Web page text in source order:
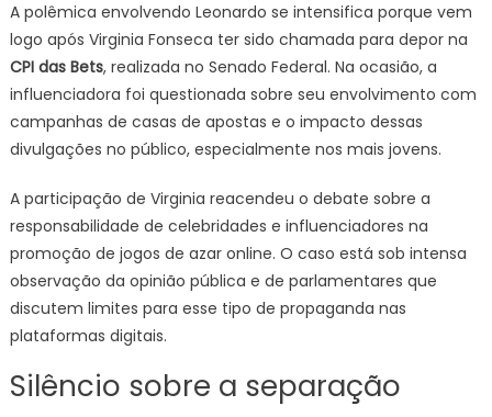
A polêmica envolvendo Leonardo se intensifica porque vem
logo após Virginia Fonseca ter sido chamada para depor na
CPI das Bets, realizada no Senado Federal. Na ocasião, a
influenciadora foi questionada sobre seu envolvimento com
campanhas de casas de apostas e o impacto dessas
divulgações no público, especialmente nos mais jovens.
A participação de Virginia reacendeu o debate sobre a
responsabilidade de celebridades e influenciadores na
promoção de jogos de azar online. O caso está sob intensa
observação da opinião pública e de parlamentares que
discutem limites para esse tipo de propaganda nas
plataformas digitais.
Silêncio sobre a separação